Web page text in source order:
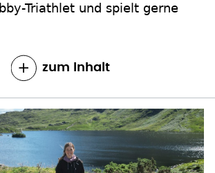
Triathlet und spielt gerne
zum Inhalt